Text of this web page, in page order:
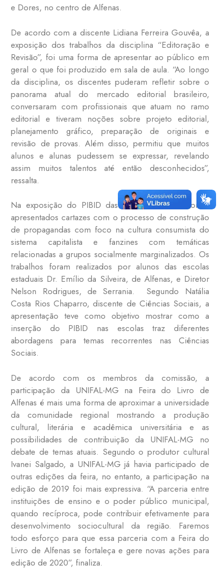
e Dores, no centro de Alfenas.
De acordo com a discente Lidiana Ferreira Gouvêa, a
exposição dos trabalhos da disciplina “Editoração e
Revisão”, foi uma forma de apresentar ao público em
geral o que foi produzido em sala de aula. “Ao longo
da disciplina, os discentes puderam refletir sobre o
panorama atual do mercado editorial brasileiro,
conversaram com profissionais que atuam no ramo
editorial e tiveram noções sobre projeto editorial,
planejamento gráfico, preparação de originais e
revisão de provas. Além disso, permitiu que muitos
alunos e alunas pudessem se expressar, revelando
assim muitos talentos até então desconhecidos”,
ressalta.
Na exposição do PIBID das Ciências Sociais foram
apresentados cartazes com o processo de construção
de propagandas com foco na cultura consumista do
sistema capitalista e fanzines com temáticas
relacionadas a grupos socialmente marginalizados. Os
trabalhos foram realizados por alunos das escolas
estaduais Dr. Emílio da Silveira, de Alfenas, e Diretor
Nelson Rodrigues, de Serrania. Segundo Natália
Costa Rios Chaparro, discente de Ciências Sociais, a
apresentação teve como objetivo mostrar como a
inserção do PIBID nas escolas traz diferentes
abordagens para temas recorrentes nas Ciências
Sociais.
De acordo com os membros da comissão, a
participação da UNIFAL-MG na Feira do Livro de
Alfenas é mais uma forma de aproximar a universidade
da comunidade regional mostrando a produção
cultural, literária e acadêmica universitária e as
possibilidades de contribuição da UNIFAL-MG no
debate de temas atuais. Segundo o produtor cultural
Ivanei Salgado, a UNIFAL-MG já havia participado de
outras edições da feira, no entanto, a participação na
edição de 2019 foi mais expressiva. “A parceria entre
instituições de ensino e o poder público municipal,
quando recíproca, pode contribuir efetivamente para
desenvolvimento sociocultural da região. Faremos
todo esforço para que essa parceria com a Feira do
Livro de Alfenas se fortaleça e gere novas ações para
edição de 2020”, finaliza.